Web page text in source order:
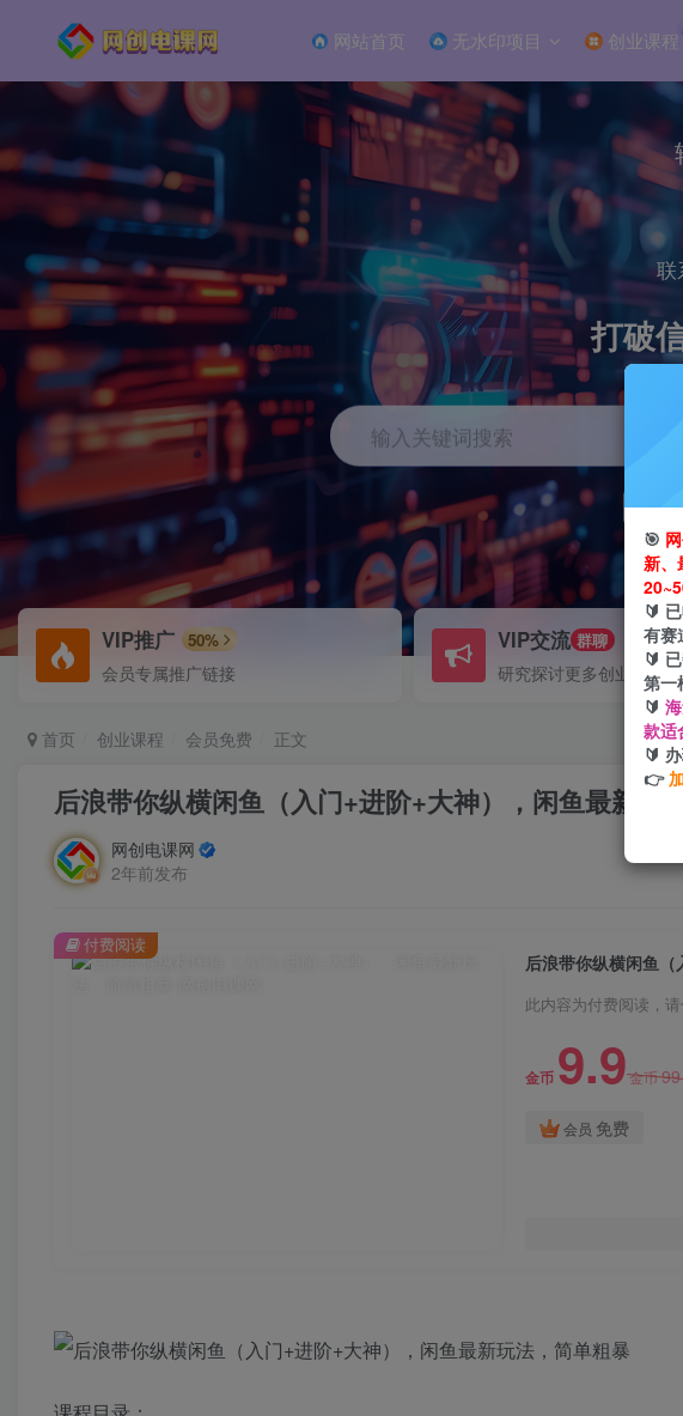
网站首页 无水印项目 创业课程
联
打破
输入关键词搜索
引流
VIP推广 50%
会员专属推广链接
VIP交流 群聊
研究探讨更多创业项目
首页 创业课程 会员免费 正文
后浪带你纵横闲鱼（入门+进阶+大神），闲鱼最新玩
网创电课网
2年前发布
后浪带你纵横闲鱼
此内容为付费阅读，
金币 9.9金币99
会员 免费
付费阅读
🎯
新、
🔰
有赛
🔰
第一
🔰
款适
🔰
👉